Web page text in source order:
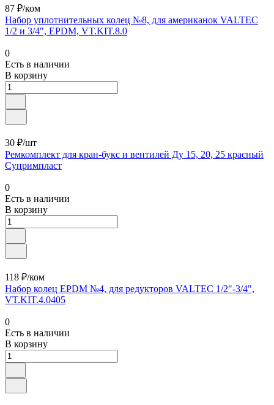
87 ₽/ком
Набор уплотнительных колец №8, для американок VALTEC
1/2 и 3/4", EPDM, VT.KIT.8.0
0
Есть в наличии
В корзину
30 ₽/шт
Ремкомплект для кран-букс и вентилей Ду 15, 20, 25 красный
Супримпласт
0
Есть в наличии
В корзину
118 ₽/ком
Набор колец EPDM №4, для редукторов VALTEC 1/2"-3/4",
VT.KIT.4.0405
0
Есть в наличии
В корзину